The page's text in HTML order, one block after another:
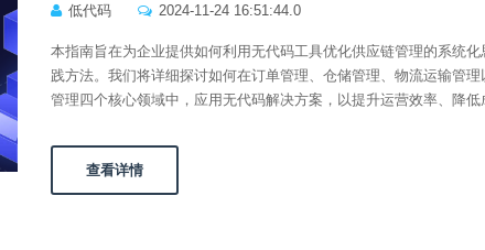
低代码 2024-11-24 16:51:44.0
本指南旨在为企业提供如何利用无代码工具优化供应链管理的系统化
践方法。我们将详细探讨如何在订单管理、仓储管理、物流运输管理
管理四个核心领域中，应用无代码解决方案，以提升运营效率、降
查看详情